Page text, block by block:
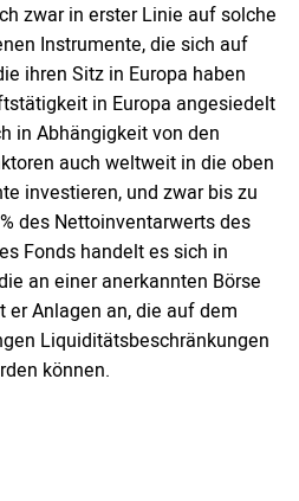
zwar in erster Linie auf solche
Instrumente, die sich auf
ihren Sitz in Europa haben
in Europa angesiedelt
in Abhängigkeit von den
auch weltweit in die oben
investieren, und zwar bis zu
des Nettoinventarwerts des
Fonds handelt es sich in
an einer anerkannten Börse
Anlagen an, die auf dem
Liquiditätsbeschränkungen
können.